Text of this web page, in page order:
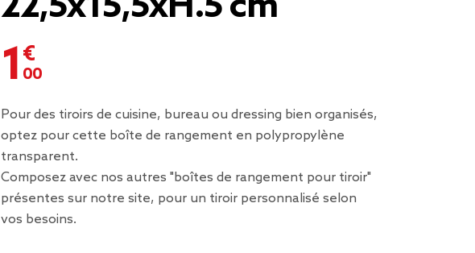
1,00 €
Pour des tiroirs de cuisine, bureau ou dressing bien organisés,
optez pour cette boîte de rangement en polypropylène
transparent.
Composez avec nos autres "boîtes de rangement pour tiroir"
présentes sur notre site, pour un tiroir personnalisé selon
vos besoins.